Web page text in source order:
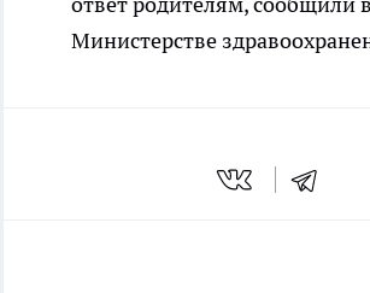
Министерстве